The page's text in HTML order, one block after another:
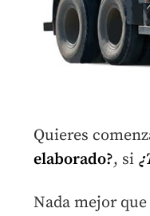
Quieres
elaborado?, si
Nada mejor